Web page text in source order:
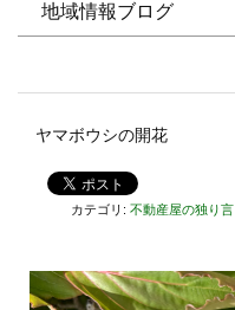
地域情報ブログ
ヤマボウシの開花
カテゴリ: 不動産屋の独り言